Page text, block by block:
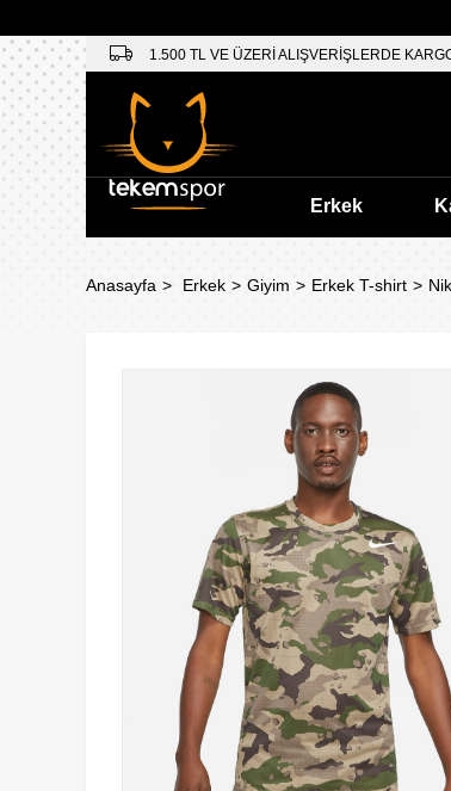
1.500 TL VE ÜZERİ ALIŞVERİŞLERDE
Erkek
Anasayfa Erkek Giyim Erkek T-shirt